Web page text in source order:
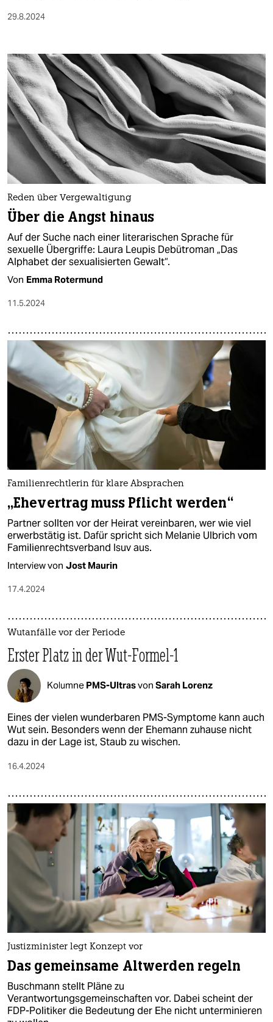
29.8.2024
Reden über Vergewaltigung
Über die Angst hinaus
Auf der Suche nach einer literarischen Sprache für
sexuelle Übergriffe: Laura Leupis Debütroman „Das
Alphabet der sexualisierten Gewalt“.
Von Emma Rotermund
11.5.2024
Familienrechtlerin für klare Absprachen
„Ehevertrag muss Pflicht werden“
Partner sollten vor der Heirat vereinbaren, wer wie viel
erwerbstätig ist. Dafür spricht sich Melanie Ulbrich vom
Familienrechtsverband Isuv aus.
Interview von Jost Maurin
17.4.2024
Wutanfälle vor der Periode
Erster Platz in der Wut-Formel-1
Kolumne PMS-Ultrasvon Sarah Lorenz
Eines der vielen wunderbaren PMS-Symptome kann auch
Wut sein. Besonders wenn der Ehemann zuhause nicht
dazu in der Lage ist, Staub zu wischen.
16.4.2024
Justizminister legt Konzept vor
Das gemeinsame Altwerden regeln
Buschmann stellt Pläne zu
Verantwortungsgemeinschaften vor. Dabei scheint der
FDP-Politiker die Bedeutung der Ehe nicht unterminieren